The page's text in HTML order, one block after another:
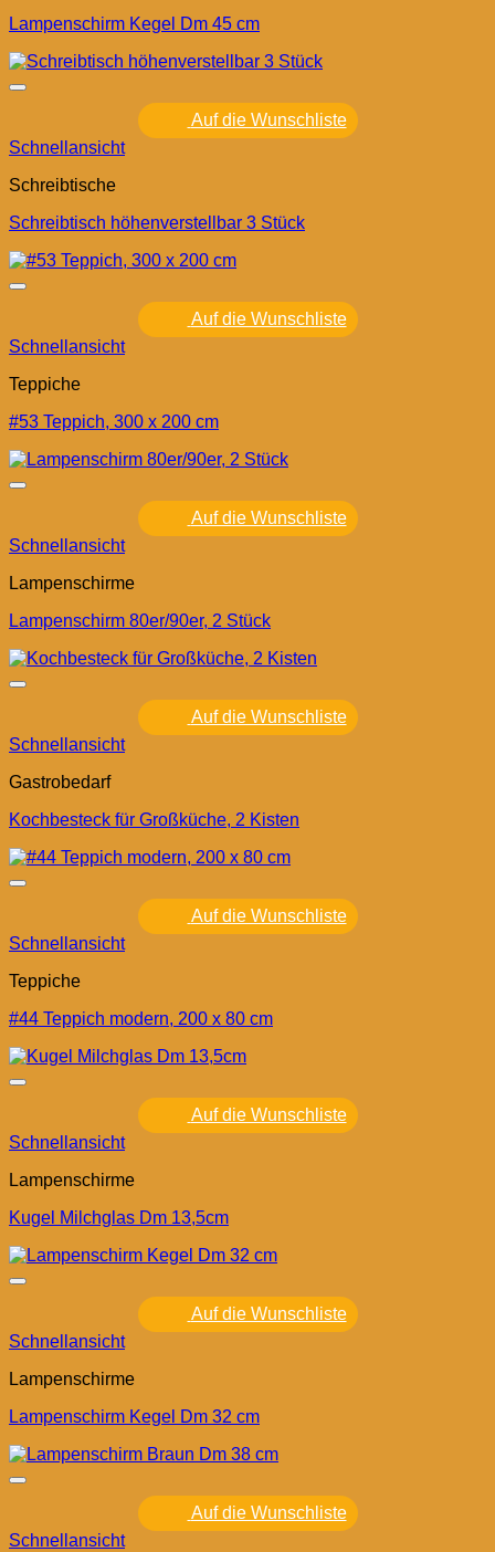
Lampenschirm Kegel Dm 45 cm
Auf die Wunschliste
Schnellansicht
Schreibtische
Schreibtisch höhenverstellbar 3 Stück
Auf die Wunschliste
Schnellansicht
Teppiche
#53 Teppich, 300 x 200 cm
Auf die Wunschliste
Schnellansicht
Lampenschirme
Lampenschirm 80er/90er, 2 Stück
Auf die Wunschliste
Schnellansicht
Gastrobedarf
Kochbesteck für Großküche, 2 Kisten
Auf die Wunschliste
Schnellansicht
Teppiche
#44 Teppich modern, 200 x 80 cm
Auf die Wunschliste
Schnellansicht
Lampenschirme
Kugel Milchglas Dm 13,5cm
Auf die Wunschliste
Schnellansicht
Lampenschirme
Lampenschirm Kegel Dm 32 cm
Auf die Wunschliste
Schnellansicht